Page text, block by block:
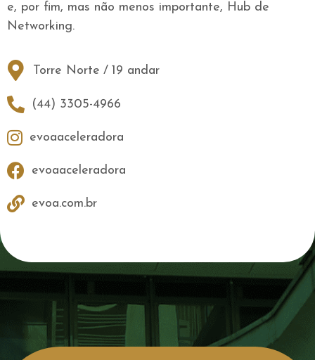
e, por fim, mas não menos importante, Hub de
Networking.
Torre Norte / 19 andar
(44) 3305-4966
evoaaceleradora
evoaaceleradora
evoa.com.br